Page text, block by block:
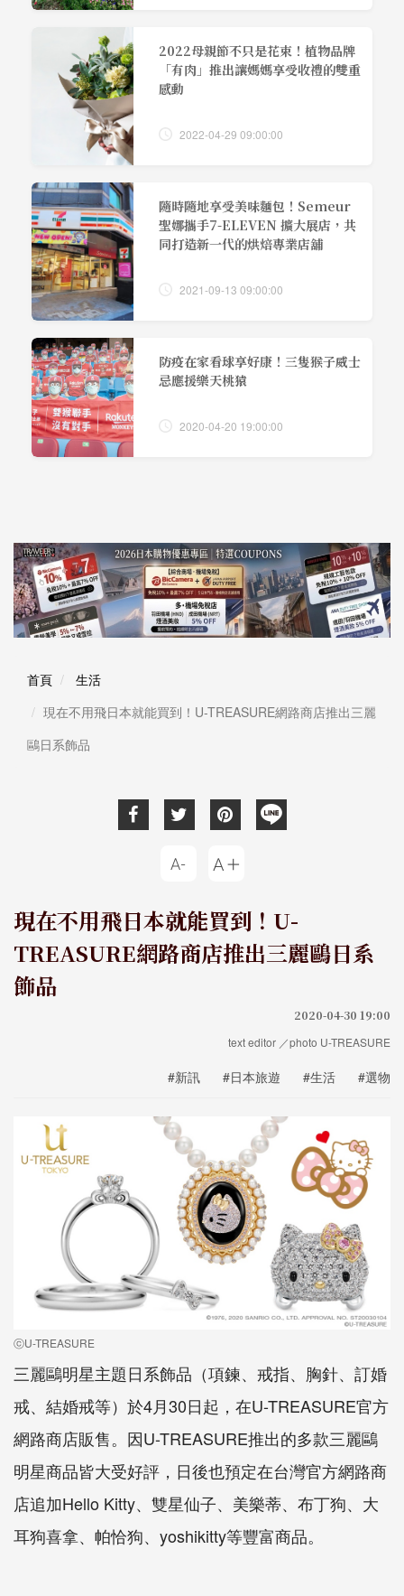
2022母親節不只是花束！植物品牌
「有肉」推出讓媽媽享受收禮的雙重
感動
2022-04-29 09:00:00
隨時隨地享受美味麵包！Semeur
聖娜攜手7-ELEVEN 擴大展店，共
同打造新一代的烘焙專業店舖
2021-09-13 09:00:00
防疫在家看球享好康！三隻猴子威士
忌應援樂天桃猿
2020-04-20 19:00:00
首頁
生活
現在不用飛日本就能買到！U-TREASURE網路商店推出三麗
鷗日系飾品
現在不用飛日本就能買到！U-
TREASURE網路商店推出三麗鷗日系
飾品
2020-04-30 19:00
text editor ／photo U-TREASURE
#新訊 #日本旅遊 #生活 #選物
ⓒU-TREASURE
三麗鷗明星主題日系飾品（項鍊、戒指、胸針、訂婚
戒、結婚戒等）於4月30日起，在U-TREASURE官方
網路商店販售。因U-TREASURE推出的多款三麗鷗
明星商品皆大受好評，日後也預定在台灣官方網路商
店追加Hello Kitty、雙星仙子、美樂蒂、布丁狗、大
耳狗喜拿、帕恰狗、yoshikitty等豐富商品。